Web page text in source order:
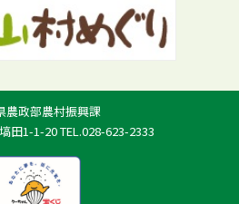
農政部農村振興課
田1-1-20 TEL.028-623-2333